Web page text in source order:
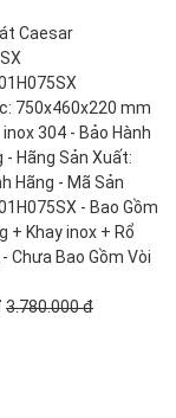
Caesar
750x460x220 mm
304 - Bảo Hành
- Hãng Sản Xuất:
Hãng - Mã Sản
- Bao Gồm
+ Khay inox + Rổ
Chưa Bao Gồm Vòi
3.780.000 đ